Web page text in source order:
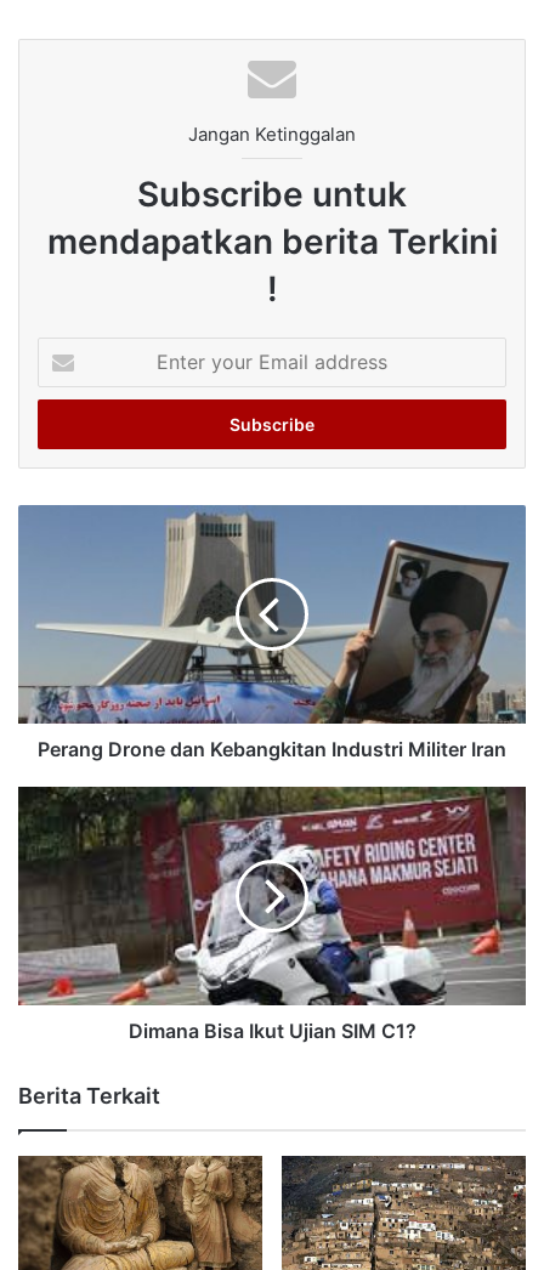
Jangan Ketinggalan
Subscribe untuk
mendapatkan berita Terkini
!
your
Email
Perang Drone dan Kebangkitan Industri Militer Iran
Dimana Bisa Ikut Ujian SIM C1?
Berita Terkait